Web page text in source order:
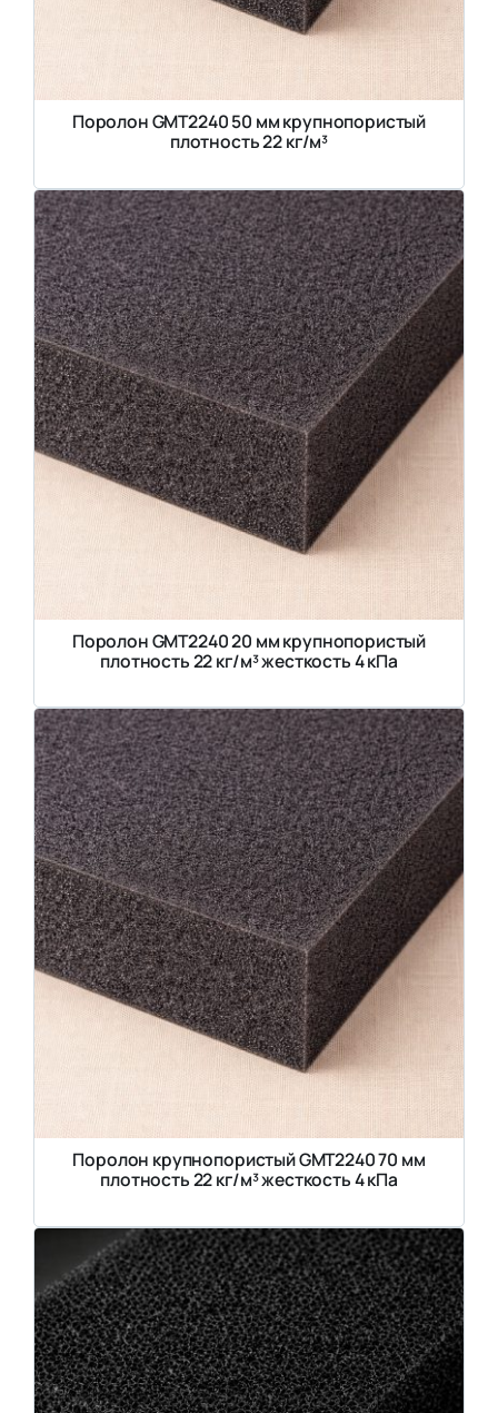
Поролон GMT2240 50 мм крупнопористый
плотность 22 кг/м³
Поролон GMT2240 20 мм крупнопористый
плотность 22 кг/м³ жесткость 4 кПа
Поролон крупнопористый GMT2240 70 мм
плотность 22 кг/м³ жесткость 4 кПа